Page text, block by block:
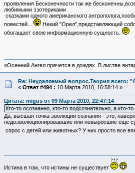
проявления Бесконечности так же
любимыми эзотериками
сказками одного американского
повестей...
Некий "Орел",представляющий
обогащает свою информационную сущность.
«Осенний Ангел прячется в дождях. В листве
Re: Неудаляемый вопрос.Теория всего:
« Ответ #494 : 10 Марта 2010, 16:58:14 »
Цитата: migus от 09 Марта 2010, 22:47:14
Кто-то осознанно, кто-то подсознательно, а кто-
Да, высшая точка эволюции сознания - это,
недоэволюционировавшие или невыросшие еще
спрос с детей или животных? У них просто все
Истина в том, что истины не существует